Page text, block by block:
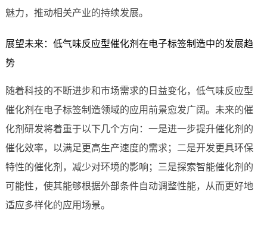
魅力，推动相关产业的持续发展。
展望未来：低气味反应型催化剂在电子标签制造中的发展趋
势
随着科技的不断进步和市场需求的日益变化，低气味反应型
催化剂在电子标签制造领域的应用前景愈发广阔。未来的催
化剂研发将着重于以下几个方向：一是进一步提升催化剂的
催化效率，以满足更高生产速度的需求；二是开发更具环保
特性的催化剂，减少对环境的影响；三是探索智能催化剂的
可能性，使其能够根据外部条件自动调整性能，从而更好地
适应多样化的应用场景。